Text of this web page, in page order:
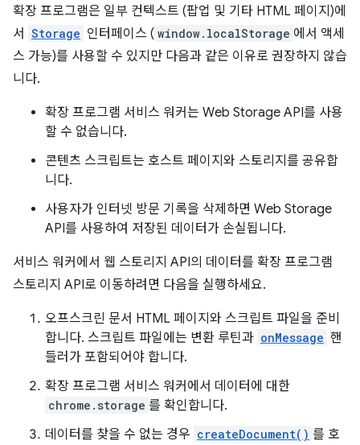
확장 프로그램은 일부 컨텍스트 (팝업 및 기타 HTML 페이지)에
서 Storage 인터페이스 ( window.localStorage 에서 액세
스 가능)를 사용할 수 있지만 다음과 같은 이유로 권장하지 않습
니다.
확장 프로그램 서비스 워커는 Web Storage API를 사용
할 수 없습니다.
콘텐츠 스크립트는 호스트 페이지와 스토리지를 공유합
니다.
사용자가 인터넷 방문 기록을 삭제하면 Web Storage
API를 사용하여 저장된 데이터가 손실됩니다.
서비스 워커에서 웹 스토리지 API의 데이터를 확장 프로그램
스토리지 API로 이동하려면 다음을 실행하세요.
오프스크린 문서 HTML 페이지와 스크립트 파일을 준비
합니다. 스크립트 파일에는 변환 루틴과 onMessage 핸
들러가 포함되어야 합니다.
확장 프로그램 서비스 워커에서 데이터에 대한
chrome.storage 를 확인합니다.
데이터를 찾을 수 없는 경우 createDocument() 를 호